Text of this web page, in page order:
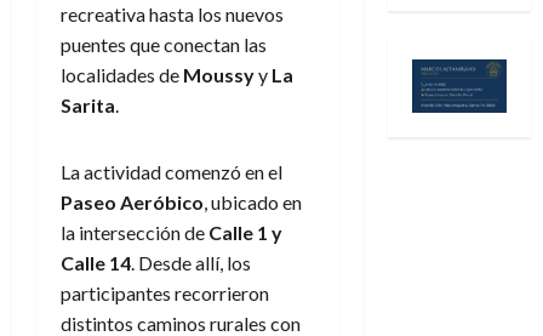
recreativa hasta los nuevos
puentes que conectan las
localidades de Moussyy La
Sarita.
La actividad comenzó en el
Paseo Aeróbico, ubicado en
la intersección de Calle 1 y
Calle 14. Desde allí, los
participantes recorrieron
distintos caminos rurales con